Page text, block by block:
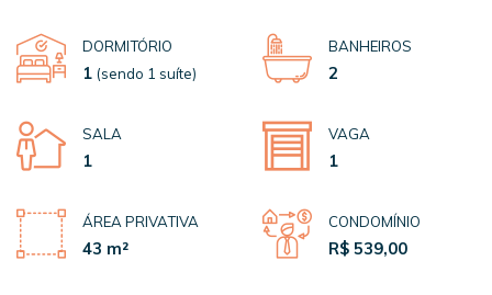
DORMITÓRIO
1 (sendo 1 suíte)
BANHEIROS
2
SALA
1
VAGA
1
ÁREA PRIVATIVA
43 m²
CONDOMÍNIO
R$ 539,00